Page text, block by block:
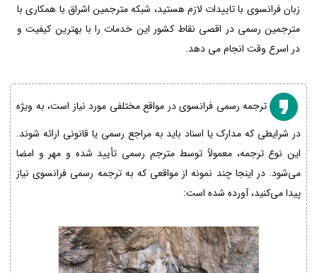
زبان فرانسوی با تاییدات لازم هستید، شبکه مترجمین اشراق با همکاری با
مترجمین رسمی در اقصی نقاط کشور این خدمات را با بهترین کیفیت و
در اسرع وقت انجام می دهد.
ترجمه رسمی فرانسوی در مواقع مختلفی مورد نیاز است، به ویژه
در شرایطی که مدارک یا اسناد باید به مراجع رسمی یا قانونی ارائه شوند.
این نوع ترجمه، معمولاً توسط مترجم رسمی تأیید شده و مهر و امضا
می‌شود. در اینجا چند نمونه از مواقعی که به ترجمه رسمی فرانسوی نیاز
پیدا می‌کنید، آورده شده است: